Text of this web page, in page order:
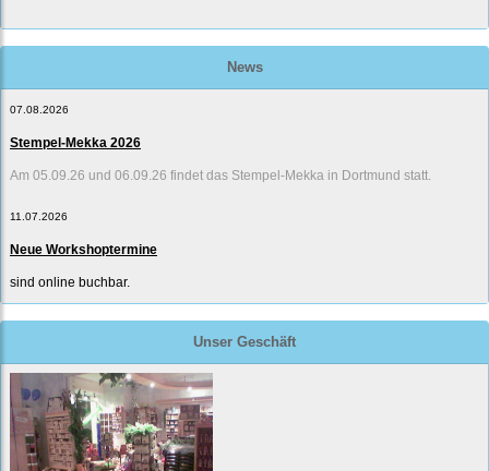
News
07.08.2026
Stempel-Mekka 2026
Am 05.09.26 und 06.09.26 findet das Stempel-Mekka in Dortmund statt.
11.07.2026
Neue Workshoptermine
sind online buchbar.
Unser Geschäft